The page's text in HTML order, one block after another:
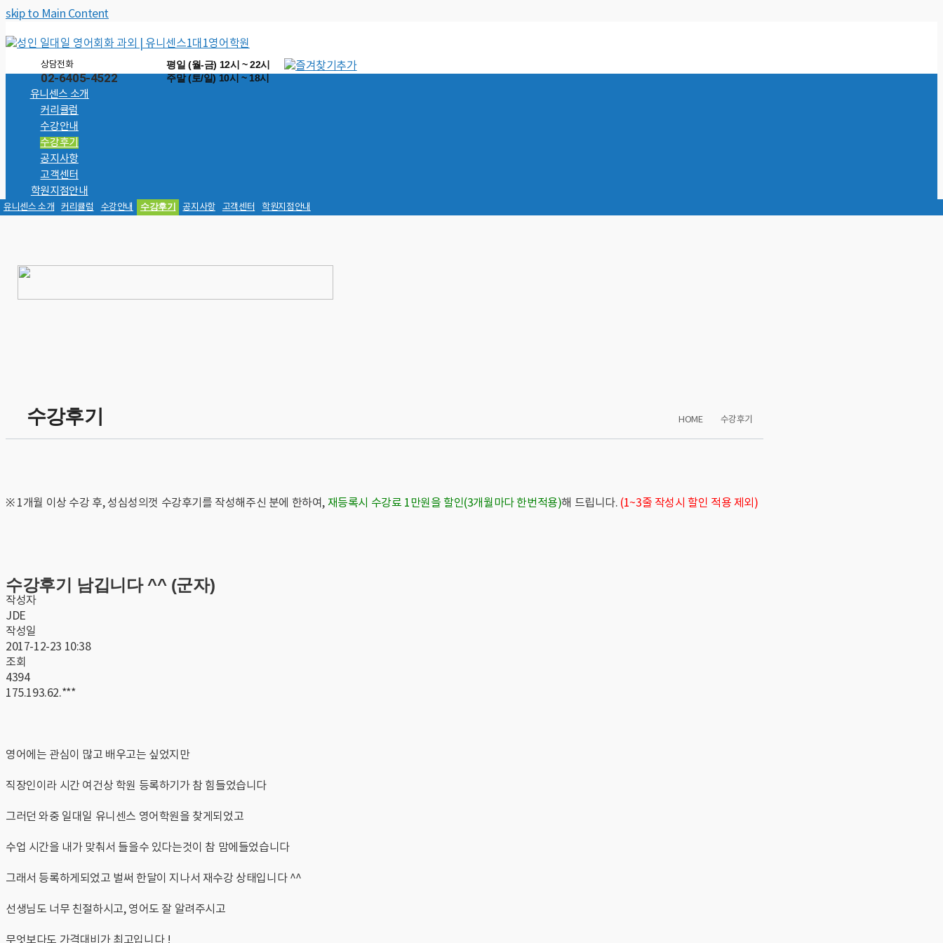
skip to Main Content
상담전화
02-6405-4522
평일 (월-금) 12시 ~ 22시
주말 (토/일) 10시 ~ 18시
유니센스 소개
커리큘럼
수강안내
수강후기
공지사항
고객센터
학원지점안내
유니센스 소개 커리큘럼 수강안내 수강후기 공지사항 고객센터 학원지점안내
수강후기 HOME 수강후기
※ 1개월 이상 수강 후, 성심성의껏 수강후기를 작성해주신 분에 한하여, 재등록시 수강료 1만원을 할인(3개월마다 한번적용)해 드립니다. (1~3줄 작성시 할인 적용 제외)
수강후기 남깁니다 ^^ (군자)
작성자
JDE
작성일
2017-12-23 10:38
조회
4394
175.193.62.***
영어에는 관심이 많고 배우고는 싶었지만
직장인이라 시간 여건상 학원 등록하기가 참 힘들었습니다
그러던 와중 일대일 유니센스 영어학원을 찾게되었고
수업 시간을 내가 맞춰서 들을수 있다는것이 참 맘에들었습니다
그래서 등록하게되었고 벌써 한달이 지나서 재수강 상태입니다 ^^
선생님도 너무 친절하시고, 영어도 잘 알려주시고
무엇보다도 가격대비가 최고입니다 !